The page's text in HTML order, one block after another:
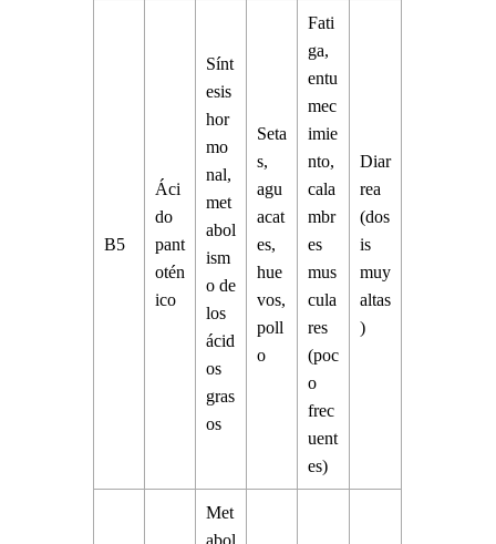
B5
Áci
do
pant
otén
ico
Sínt
esis
hor
mo
nal,
met
abol
ism
o de
los
ácid
os
gras
os
Seta
s,
agu
acat
es,
hue
vos,
poll
o
Fati
ga,
entu
mec
imie
nto,
cala
mbr
es
mus
cula
res
(poc
o
frec
uent
es)
Diar
rea
(dos
is
muy
altas
)
Met